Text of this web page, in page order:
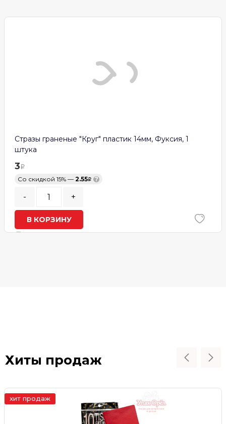
Стразы граненые "Круг" пластик 14мм, Фуксия, 1
штука
3
Со скидкой 15% — 2.55 ?
- +
В КОРЗИНУ
Хиты продаж
хит продаж